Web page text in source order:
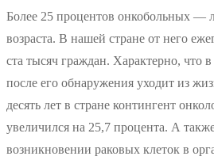
Более 25 процентов онкобольных —
возраста. В нашей стране от него
ста тысяч граждан. Характерно, что
после его обнаружения уходит из
десять лет в стране контингент
увеличился на 25,7 процента. А
возникновении раковых клеток в